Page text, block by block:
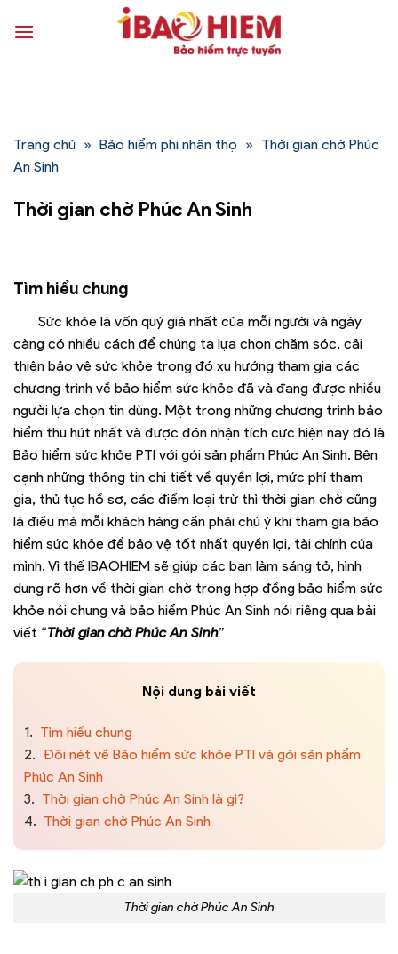
qua
Trang chủ » Bảo hiểm phi nhân thọ » Thời gian chờ Phúc
An Sinh
Thời gian chờ Phúc An Sinh
Tìm hiểu chung
Sức khỏe là vốn quý giá nhất của mỗi người và ngày
càng có nhiều cách để chúng ta lựa chọn chăm sóc, cải
thiện bảo vệ sức khỏe trong đó xu hướng tham gia các
chương trình về bảo hiểm sức khỏe đã và đang được nhiều
người lựa chọn tin dùng. Một trong những chương trình bảo
hiểm thu hút nhất và được đón nhận tích cực hiện nay đó là
Bảo hiểm sức khỏe PTI với gói sản phẩm Phúc An Sinh. Bên
cạnh những thông tin chi tiết về quyền lợi, mức phí tham
gia, thủ tục hồ sơ, các điểm loại trừ thì thời gian chờ cũng
là điều mà mỗi khách hàng cần phải chú ý khi tham gia bảo
hiểm sức khỏe để bảo vệ tốt nhất quyền lợi, tài chính của
mình. Vì thế IBAOHIEM sẽ giúp các bạn làm sáng tỏ, hình
dung rõ hơn về thời gian chờ trong hợp đồng bảo hiểm sức
khỏe nói chung và bảo hiểm Phúc An Sinh nói riêng qua bài
viết “Thời gian chờ Phúc An Sinh”
Nội dung bài viết
1. Tìm hiểu chung
2. Đôi nét về Bảo hiểm sức khỏe PTI và gói sản phẩm
Phúc An Sinh
3. Thời gian chờ Phúc An Sinh là gì?
4. Thời gian chờ Phúc An Sinh
Thời gian chờ Phúc An Sinh